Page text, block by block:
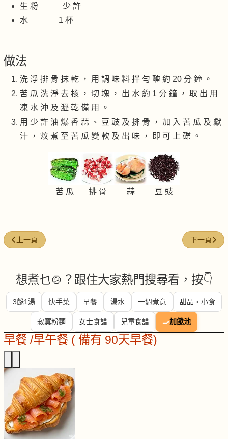
生 粉 少 許
水 1 杯
做法
洗 淨 排 骨 抹 乾 ， 用 調 味 料 拌 勻 醃 約 20 分 鐘 。
苦 瓜 洗 淨 去 核 ， 切 塊 ， 出 水 約 1 分 鐘 ， 取 出 用
凍 水 沖 及 瀝 乾 備 用 。
用 少 許 油 爆 香 蒜 、 豆 豉 及 排 骨 ， 加 入 苦 瓜 及 獻
汁 ， 炆 煮 至 苦 瓜 變 軟 及 出 味 ， 即 可 上 碟 。
苦 瓜 排 骨 蒜 豆 豉
上一篇文章: 合掌瓜炒肉片
上一頁 下一篇文章
下一頁
想煮乜🍲？跟住大家熱門搜尋看，按👇
3餸1湯 快手菜 早餐 湯水 一週煮意 甜品・小食
寂寞粉麵 女士食譜 兒童食譜 🍳加餸池
早餐 /早午餐 ( 備有 90天早餐)